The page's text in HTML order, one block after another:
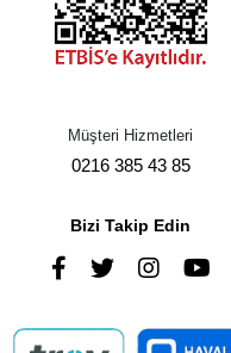
Müşteri Hizmetleri
0216 385 43 85
Bizi Takip Edin